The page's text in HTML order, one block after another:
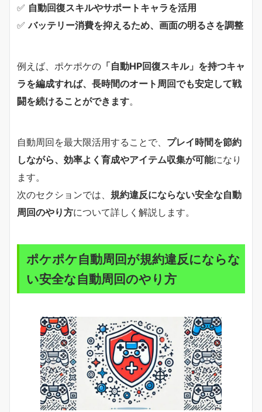
✅ 自動回復スキルやサポートキャラを活用
✅バッテリー消費を抑えるため、画面の明るさを調整
例えば、ポケポケの 「自動HP回復スキル」を持つキャ
ラを編成すれば、長時間のオート周回でも安定して戦
闘を続けることができます。
自動周回を最大限活用することで、 プレイ時間を節約
しながら、効率よく育成やアイテム収集が可能になり
ます。
次のセクションでは、 規約違反にならない安全な自動
周回のやり方について詳しく解説します。
ポケポケ自動周回が規約違反にならな
い安全な自動周回のやり方